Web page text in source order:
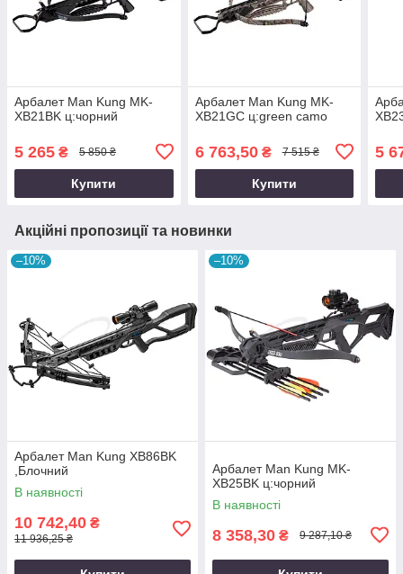
Арбалет Man Kung MK-
XB21BK ц:чорний
5 265 ₴ 5 850 ₴
Купити
Арбалет Man Kung MK-
XB21GC ц:green camo
6 763,50₴ 7 515 ₴
Купити
5
Акційні пропозиції та новинки
–10%
Арбалет Man Kung XB86BK
,Блочний
В наявності
10 742,40 ₴
11 936,25 ₴
–10%
Арбалет Man Kung MK-
XB25BK ц:чорний
В наявності
8 358,30 ₴ 9 287,10 ₴